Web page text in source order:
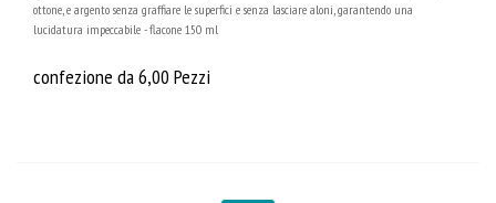
ottone, e argento senza graffiare le superfici e senza lasciare aloni, garantendo una
lucidatura impeccabile - flacone 150 ml
confezione da 6,00 Pezzi